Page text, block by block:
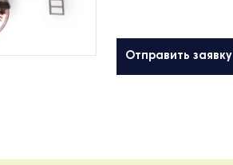
Отправить заявку